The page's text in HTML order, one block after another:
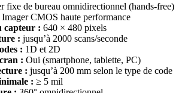
fixe de bureau omnidirectionnel (hands-free)
Imager CMOS haute performance
capteur : 640 × 480 pixels
: jusqu’à 2000 scans/seconde
: 1D et 2D
: Oui (smartphone, tablette, PC)
: jusqu’à 200 mm selon le type de code
: ≥ 5 mil